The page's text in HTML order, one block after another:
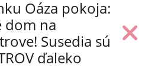
Oáza pokoja:
dom na
Susedia sú
ďaleko